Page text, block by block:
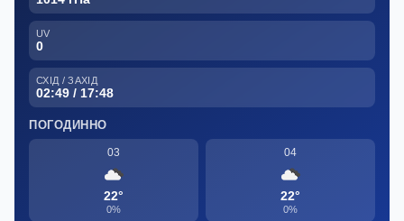
UV
0
СХІД / ЗАХІД
02:49 / 17:48
ПОГОДИННО
03
22°
0%
04
22°
0%